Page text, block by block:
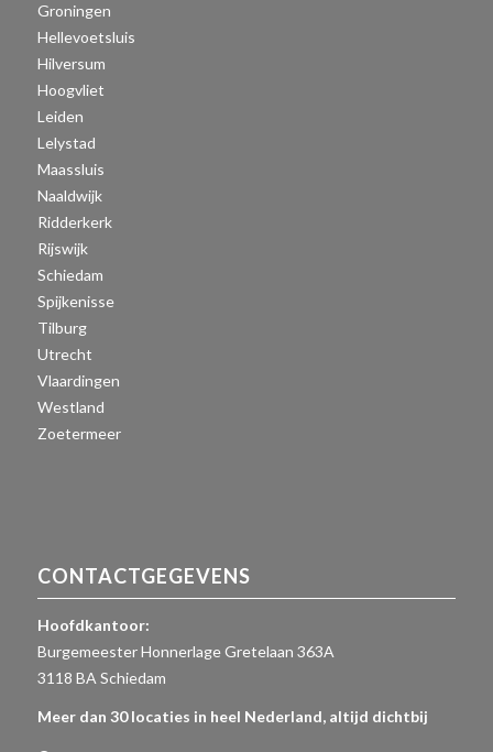
Groningen
Hellevoetsluis
Hilversum
Hoogvliet
Leiden
Lelystad
Maassluis
Naaldwijk
Ridderkerk
Rijswijk
Schiedam
Spijkenisse
Tilburg
Utrecht
Vlaardingen
Westland
Zoetermeer
CONTACTGEGEVENS
Hoofdkantoor:
Burgemeester Honnerlage Gretelaan 363A
3118 BA Schiedam
Meer dan 30 locaties in heel Nederland, altijd dichtbij